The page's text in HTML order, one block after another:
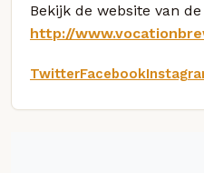
Bekijk de website van
http://
TwitterFacebook